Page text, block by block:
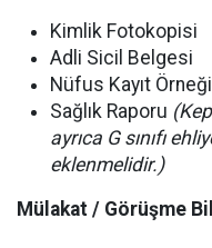
Kimlik Fotokopisi
Adli Sicil Belgesi
Nüfus Kayıt Örneği
Sağlık Raporu
ayrıca G sınıfı
eklenmelidir.)
Mülakat / Görüşme